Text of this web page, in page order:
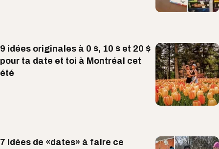
9 idées originales à 0 $, 10 $ et 20 $
pour ta date et toi à Montréal cet
été
7 idées de «dates» à faire ce